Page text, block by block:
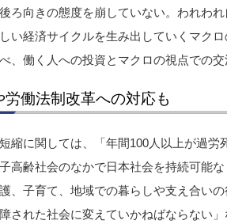
ろ向きの態度を崩していない。われわ
い経済サイクルを生み出していくマク
、働く人への投資とマクロの視点での
働法制改革への対応も
縮に関しては、「年間100人以上が過
高齢社会のなかで日本社会を持続可能
、子育て、地域での暮らしや支え合い
された社会に変えていかねばならない